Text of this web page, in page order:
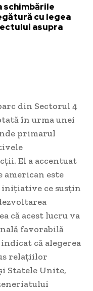
schimbările
cu legea
asupra
din Sectorul 4
în urma unei
primarul
El a accentuat
american este
inițiative ce susțin
că acest lucru va
favorabilă
că alegerea
relațiilor
Statele Unite,